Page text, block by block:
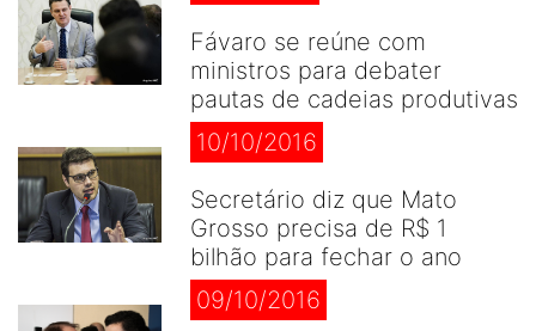
Fávaro se reúne com
ministros para debater
pautas de cadeias produtivas
10/10/2016
Secretário diz que Mato
Grosso precisa de R$ 1
bilhão para fechar o ano
09/10/2016